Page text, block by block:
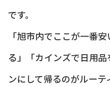
です。
「旭市内でここが一番
る」「カインズで日用
ンにして帰るのがルー